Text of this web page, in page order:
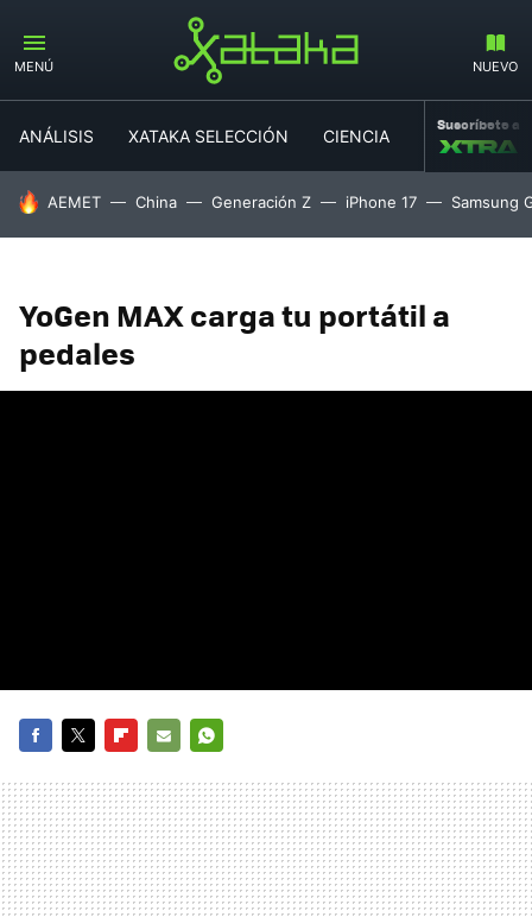
MENÚ NUEVO
ANÁLISIS XATAKA SELECCIÓN CIENCIA MOVILIDAD
Suscríbete a
HOY SE HABLA DE
AEMET China Generación Z iPhone 17 Samsung
YoGen MAX carga tu portátil a
pedales
MAIL